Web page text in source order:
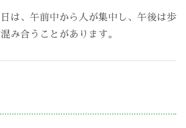
は、午前中から人が集中し、午後は歩
み合うことがあります。